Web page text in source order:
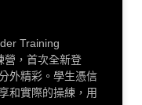
Training
營，首次全新登
外精彩。學生憑信
和實際的操練，用